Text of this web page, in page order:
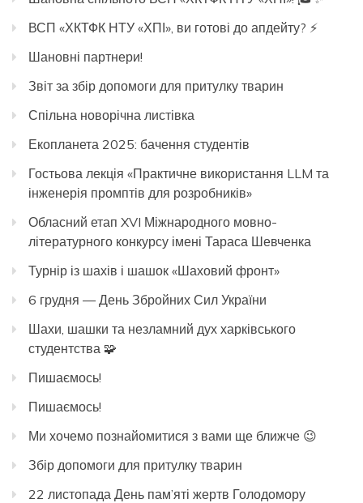
ВСП «ХКТФК НТУ «ХПІ», ви готові до апдейту? ⚡️
Шановні партнери!
Звіт за збір допомоги для притулку тварин
Спільна новорічна листівка
Екопланета 2025: бачення студентів
Гостьова лекція «Практичне використання LLM та
інженерія промптів для розробників»
Обласний етап XVI Міжнародного мовно-
літературного конкурсу імені Тараса Шевченка
Турнір із шахів і шашок «Шаховий фронт»
6 грудня — День Збройних Сил України
Шахи, шашки та незламний дух харківського
студентства 🧩
Пишаємось!
Пишаємось!
Ми хочемо познайомитися з вами ще ближче 😉
Збір допомоги для притулку тварин
22 листопада День пам’яті жертв Голодомору